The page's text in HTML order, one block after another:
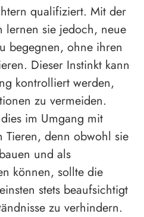
qualifiziert. Mit der
lernen sie jedoch, neue
begegnen, ohne ihren
Dieser Instinkt kann
kontrolliert werden,
zu vermeiden.
im Umgang mit
Tieren, denn obwohl sie
und als
können, sollte die
stets beaufsichtigt
zu verhindern.